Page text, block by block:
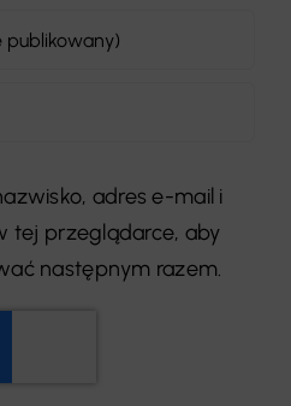
adres e-mail i
tej przeglądarce, aby
następnym razem.